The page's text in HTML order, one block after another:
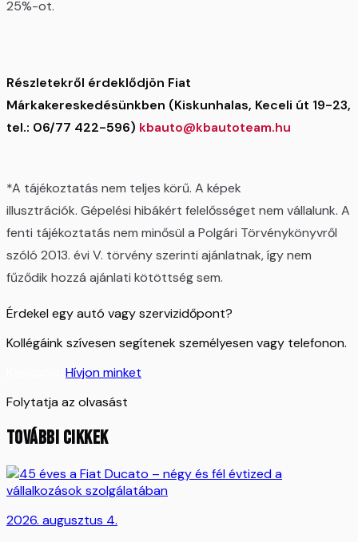
25%-ot.
Részletekről érdeklődjön Fiat
Márkakereskedésünkben (Kiskunhalas, Keceli út 19-23,
tel.: 06/77 422-596) kbauto@kbautoteam.hu
*A tájékoztatás nem teljes körű. A képek
illusztrációk. Gépelési hibákért felelősséget nem vállalunk. A
fenti tájékoztatás nem minősül a Polgári Törvénykönyvről
szóló 2013. évi V. törvény szerinti ajánlatnak, így nem
fűződik hozzá ajánlati kötöttség sem.
Érdekel egy autó vagy szervizidőpont?
Kollégáink szívesen segítenek személyesen vagy telefonon.
Hívjon minket
Folytatja az olvasást
TOVÁBBI CIKKEK
2026. augusztus 4.